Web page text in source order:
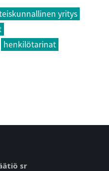
yritys
henkilötarinat
sr